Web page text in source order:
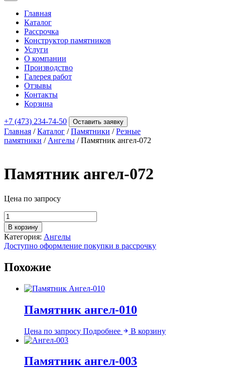
Главная
Каталог
Рассрочка
Конструктор памятников
Услуги
О компании
Производство
Галерея работ
Отзывы
Контакты
Корзина
+7 (473) 234-74-50 Оставить заявку
Главная /Каталог /Памятники /Резные
памятники / Ангелы / Памятник ангел-072
Памятник ангел-072
Цена по запросу
Количество
товара
Памятник
ангел-072
В корзину
Категория: Ангелы
Доступно оформление покупки в рассрочку
Похожие
Памятник ангел-010
Цена по запросу Подробнее В корзину
Памятник ангел-003